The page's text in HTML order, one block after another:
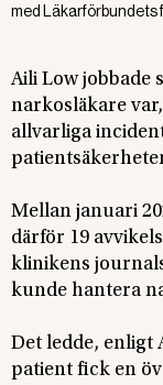
med Läkarförbundets
Aili Low jobbade
narkosläkare
allvarliga
Mellan januari
därför 19
klinikens
kunde hantera
Det ledde, enligt
patient fick en